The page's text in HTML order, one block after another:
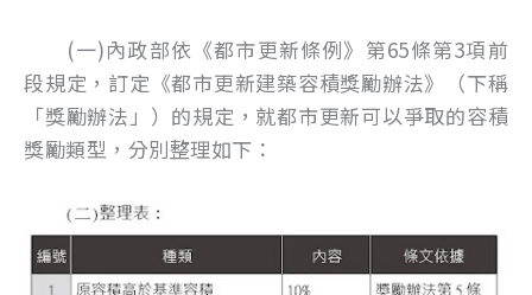
(一)內政部依《都市更新條例》第65條第3項前
段規定，訂定《都市更新建築容積獎勵辦法》（下稱
「獎勵辦法」）的規定，就都市更新可以爭取的容積
獎勵類型，分別整理如下：